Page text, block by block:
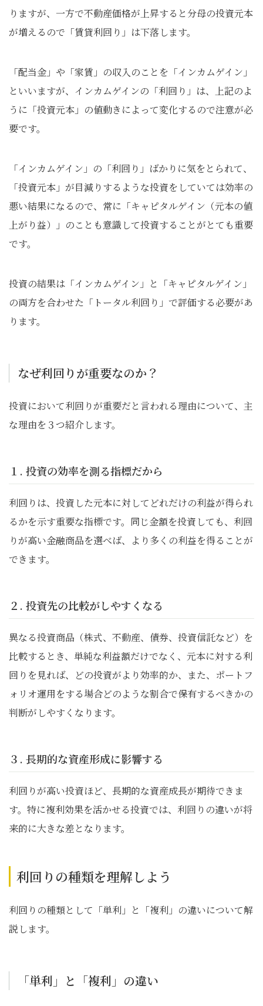
りますが、一方で不動産価格が上昇すると分母の投資元本
が増えるので「賃貸利回り」は下落します。
「配当金」や「家賃」の収入のことを「インカムゲイン」
といいますが、インカムゲインの「利回り」は、上記のよ
うに「投資元本」の値動きによって変化するので注意が必
要です。
「インカムゲイン」の「利回り」ばかりに気をとられて、
「投資元本」が目減りするような投資をしていては効率の
悪い結果になるので、常に「キャピタルゲイン（元本の値
上がり益）」のことも意識して投資することがとても重要
です。
投資の結果は「インカムゲイン」と「キャピタルゲイン」
の両方を合わせた「トータル利回り」で評価する必要があ
ります。
なぜ利回りが重要なのか？
投資において利回りが重要だと言われる理由について、主
な理由を３つ紹介します。
１. 投資の効率を測る指標だから
利回りは、投資した元本に対してどれだけの利益が得られ
るかを示す重要な指標です。同じ金額を投資しても、利回
りが高い金融商品を選べば、より多くの利益を得ることが
できます。
２. 投資先の比較がしやすくなる
異なる投資商品（株式、不動産、債券、投資信託など）を
比較するとき、単純な利益額だけでなく、元本に対する利
回りを見れば、どの投資がより効率的か、また、ポートフ
ォリオ運用をする場合どのような割合で保有するべきかの
判断がしやすくなります。
３. 長期的な資産形成に影響する
利回りが高い投資ほど、長期的な資産成長が期待できま
す。特に複利効果を活かせる投資では、利回りの違いが将
来的に大きな差となります。
利回りの種類を理解しよう
利回りの種類として「単利」と「複利」の違いについて解
説します。
「単利」と「複利」の違い